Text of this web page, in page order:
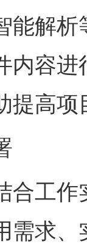
能解
内容
提高
工作
需求